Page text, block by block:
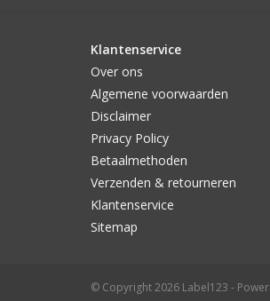
Klantenservice
Over ons
Algemene voorwaarden
Disclaimer
Privacy Policy
Betaalmethoden
Verzenden & retourneren
Klantenservice
Sitemap
© Copyright 2026 Label123 -